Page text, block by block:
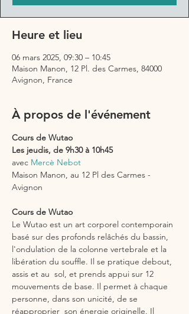
Heure et lieu
06 mars 2025, 09:30 – 10:45
Maison Manon, 12 Pl. des Carmes, 84000
Avignon, France
À propos de l'événement
Cours de Wutao
Les jeudis, de 9h30 à 10h45
avec Mercè Nebot
Maison Manon, au 12 Pl des Carmes -
Avignon
Cours de Wutao
Le Wutao est un art corporel contemporain
basé sur des profonds relâchés du bassin,
l'ondulation de la colonne vertebrale et la
libération du souffle. Il se pratique debout,
assis et au  sol, et prends appui sur 12
mouvements de base. Il permet à chaque
personne, dans son unicité, de se
réapproprier  son énergie originelle. Il